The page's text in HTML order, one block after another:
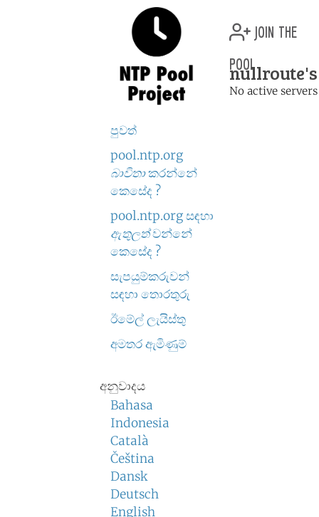
පුවත්
pool.ntp.org
බාවිතාකරන්නේ
කෙසේද ?
pool.ntp.org සඳහා
ඇතුලත්වන්නේ
කෙසේද ?
සැපයුම්කරුවන්
සඳහා තොරතුරු
ඊමේල් ලැයිස්තු
අමතර ඇමිණුම්
අනුවාදය
Bahasa
Indonesia
Català
Čeština
Dansk
Deutsch
English
join the
pool
No active servers